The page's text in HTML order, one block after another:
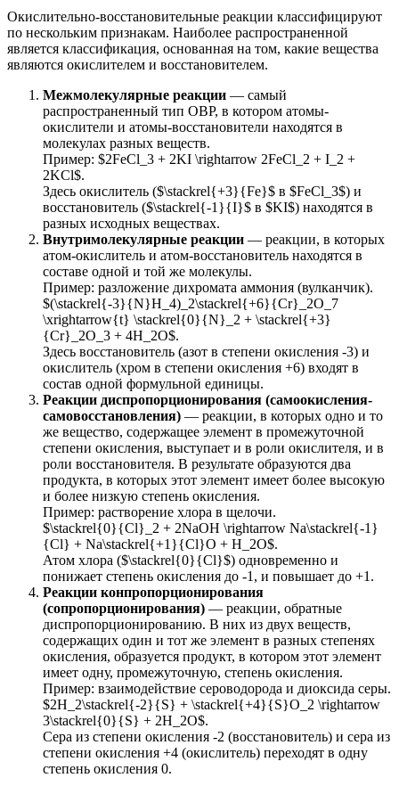
Окислительно-восстановительные реакции классифицируют
по нескольким признакам. Наиболее распространенной
является классификация, основанная на том, какие вещества
являются окислителем и восстановителем.
Межмолекулярные реакции — самый
распространенный тип ОВР, в котором атомы-
окислители и атомы-восстановители находятся в
молекулах разных веществ.
Пример: $2FeCl_3 + 2KI \rightarrow 2FeCl_2 + I_2 +
2KCl$.
Здесь окислитель ($\stackrel{+3}{Fe}$ в $FeCl_3$) и
восстановитель ($\stackrel{-1}{I}$ в $KI$) находятся в
разных исходных веществах.
Внутримолекулярные реакции — реакции, в которых
атом-окислитель и атом-восстановитель находятся в
составе одной и той же молекулы.
Пример: разложение дихромата аммония (вулканчик).
$(\stackrel{-3}{N}H_4)_2\stackrel{+6}{Cr}_2O_7
\xrightarrow{t} \stackrel{0}{N}_2 + \stackrel{+3}
{Cr}_2O_3 + 4H_2O$.
Здесь восстановитель (азот в степени окисления -3) и
окислитель (хром в степени окисления +6) входят в
состав одной формульной единицы.
Реакции диспропорционирования (самоокисления-
самовосстановления) — реакции, в которых одно и то
же вещество, содержащее элемент в промежуточной
степени окисления, выступает и в роли окислителя, и в
роли восстановителя. В результате образуются два
продукта, в которых этот элемент имеет более высокую
и более низкую степень окисления.
Пример: растворение хлора в щелочи.
$\stackrel{0}{Cl}_2 + 2NaOH \rightarrow Na\stackrel{-1}
{Cl} + Na\stackrel{+1}{Cl}O + H_2O$.
Атом хлора ($\stackrel{0}{Cl}$) одновременно и
понижает степень окисления до -1, и повышает до +1.
Реакции конпропорционирования
(сопропорционирования) — реакции, обратные
диспропорционированию. В них из двух веществ,
содержащих один и тот же элемент в разных степенях
окисления, образуется продукт, в котором этот элемент
имеет одну, промежуточную, степень окисления.
Пример: взаимодействие сероводорода и диоксида серы.
$2H_2\stackrel{-2}{S} + \stackrel{+4}{S}O_2 \rightarrow
3\stackrel{0}{S} + 2H_2O$.
Сера из степени окисления -2 (восстановитель) и сера из
степени окисления +4 (окислитель) переходят в одну
степень окисления 0.